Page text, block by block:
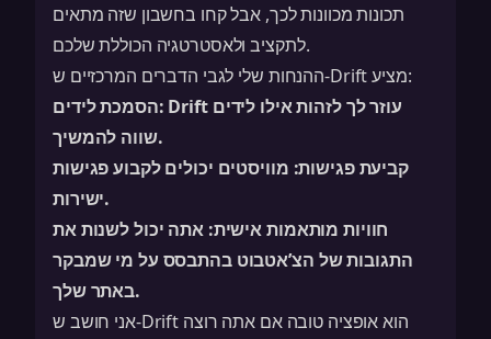
תכונות מכוונות לכך, אבל קחו בחשבון שזה מתאים
לתקציב ולאסטרטגיה הכוללת שלכם.
ההנחות שלי לגבי הדברים המרכזיים ש-Drift מציע:
הסמכת לידים: Drift עוזר לך לזהות אילו לידים
שווה להמשיך.
קביעת פגישות: מוויסטים יכוליםלקבוע פגישות
ישירות.
חוויות מותאמות אישית: אתה יכול לשנות את
התגובות של הצ’אטבוט בהתבסס על מי שמבקר
באתר שלך.
אני חושב ש-Drift הוא אופציה טובה אם אתה רוצה